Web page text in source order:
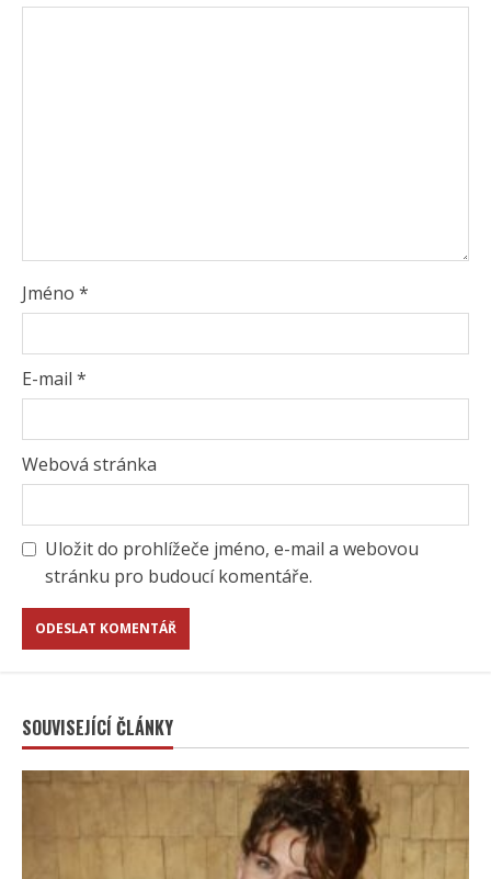
Jméno *
E-mail *
Webová stránka
Uložit do prohlížeče jméno, e-mail a webovou
stránku pro budoucí komentáře.
SOUVISEJÍCÍ ČLÁNKY